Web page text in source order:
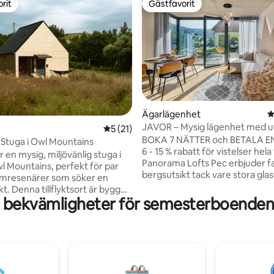
betyg, 5 omdömen
5 av 5 i genomsnittligt betyg, 21
5 (21)
i Owl Mountains
en mysig, miljövänlig stuga i
Mountains, perfekt för par
som söker en
Denna tillflyktsort är byggd
material och
skönhet och moderna
och historiska slott.
Gästfavorit
Gästfavorit
Ägarlägenhet
JAVOR – Mysig lägenhet med
terrass, parkering
BOKA 7 NÄTTER och BETALA
6 - 15 % rabatt för vistelser
Panorama Lofts Pec erbjuder
bergsutsikt tack vare stora
omgivningen. Denna nya
av stadens arkitektoniska
direkt på skidor eller ett stopp
skidbuss som stannar precis
bekvämligheter för